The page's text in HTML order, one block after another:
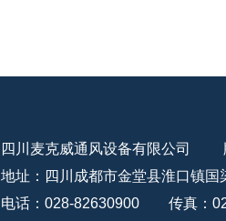
四川麦克威通风设备有限公司
地址：四川成都市金堂县淮口镇国
电话：028-82630900 传真：